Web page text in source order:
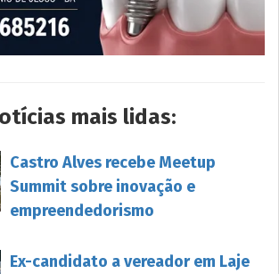
mais lidas:
Castro Alves recebe Meetup
Summit sobre inovação e
empreendedorismo
Ex-candidato a vereador em Laje